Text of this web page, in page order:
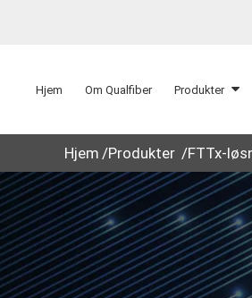
Hjem Om Qualfiber Produkter
Hjem Produkter FTTx-